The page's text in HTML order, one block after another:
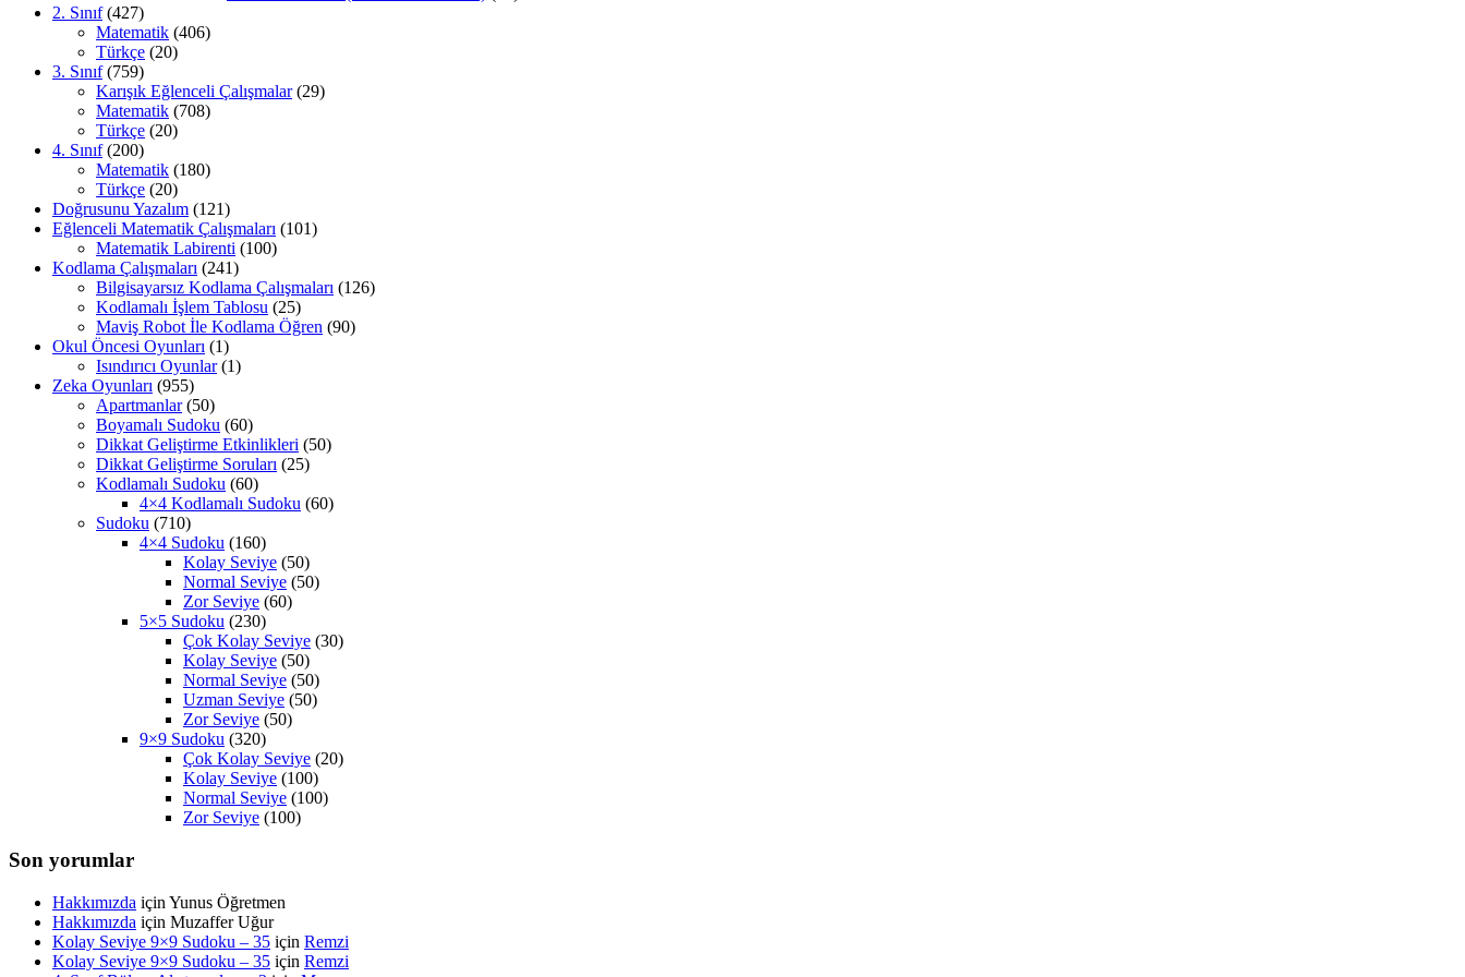
2. Sınıf(427)
Matematik (406)
Türkçe (20)
3. Sınıf(759)
Karışık Eğlenceli Çalışmalar(29)
Matematik (708)
Türkçe (20)
4. Sınıf(200)
Matematik (180)
Türkçe (20)
Doğrusunu Yazalım (121)
Eğlenceli Matematik Çalışmaları (101)
Matematik Labirenti (100)
Kodlama Çalışmaları (241)
Bilgisayarsız Kodlama Çalışmaları (126)
Kodlamalı İşlem Tablosu (25)
Maviş Robot İle Kodlama Öğren (90)
Okul Öncesi Oyunları (1)
Isındırıcı Oyunlar(1)
Zeka Oyunları (955)
Apartmanlar(50)
Boyamalı Sudoku (60)
Dikkat Geliştirme Etkinlikleri (50)
Dikkat Geliştirme Soruları (25)
Kodlamalı Sudoku (60)
4×4 Kodlamalı Sudoku (60)
Sudoku (710)
4×4 Sudoku (160)
Kolay Seviye (50)
Normal Seviye (50)
Zor Seviye (60)
5×5 Sudoku (230)
Çok Kolay Seviye (30)
Kolay Seviye (50)
Normal Seviye (50)
Uzman Seviye (50)
Zor Seviye (50)
9×9 Sudoku (320)
Çok Kolay Seviye (20)
Kolay Seviye (100)
Normal Seviye (100)
Zor Seviye (100)
Son yorumlar
Hakkımızda için Yunus Öğretmen
Hakkımızda için Muzaffer Uğur
Kolay Seviye 9×9 Sudoku – 35 için Remzi
Kolay Seviye 9×9 Sudoku – 35 için Remzi